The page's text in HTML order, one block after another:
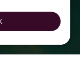
TURKISH
POLISH